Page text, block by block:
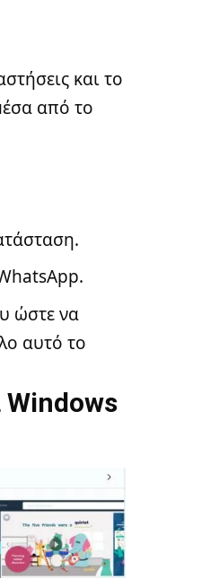
και το
από το
ώστε να
αυτό το
Windows